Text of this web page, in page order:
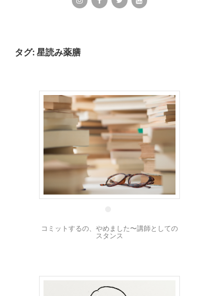
タグ: 星読み薬膳
4 3月
コミットするの、やめました〜講師としての
スタンス